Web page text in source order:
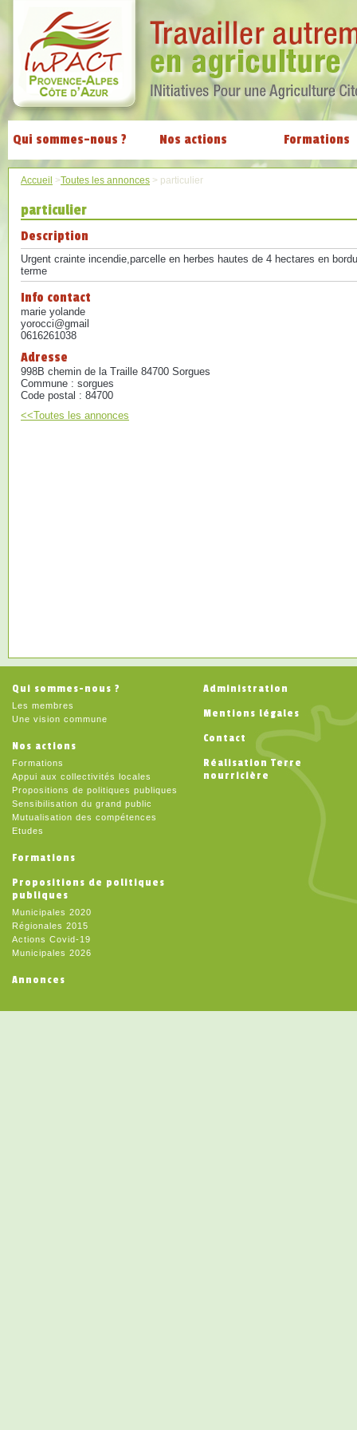
Qui sommes-nous ? Nos actions Formations
Accueil >Toutes les annonces > particulier
particulier
Description
Urgent crainte incendie,parcelle en herbes hautes de 4 hectares en
terme
Info contact
marie yolande
yorocci@gmail
0616261038
Adresse
998B chemin de la Traille 84700 Sorgues
Commune : sorgues
Code postal : 84700
<<Toutes les annonces
Qui sommes-nous ?
Les membres
Une vision commune
Nos actions
Formations
Appui aux collectivités locales
Propositions de politiques publiques
Sensibilisation du grand public
Mutualisation des compétences
Etudes
Formations
Propositions de politiques
publiques
Municipales 2020
Régionales 2015
Actions Covid-19
Municipales 2026
Annonces
Administration
Mentions légales
Contact
Réalisation Terre
nourricière